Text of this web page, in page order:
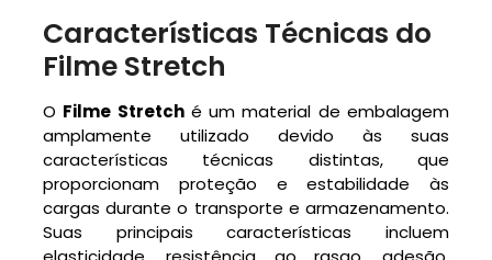
Características Técnicas do
Filme Stretch
O Filme Stretché um material de embalagem
amplamente utilizado devido às suas
características técnicas distintas, que
proporcionam proteção e estabilidade às
cargas durante o transporte e armazenamento.
Suas principais características incluem